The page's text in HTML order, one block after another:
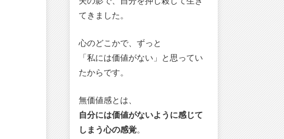
てきました。
心のどこかで、ずっと
「私には価値がない」と思ってい
たからです。
無価値感とは、
自分には価値がないように感じて
しまう心の感覚。